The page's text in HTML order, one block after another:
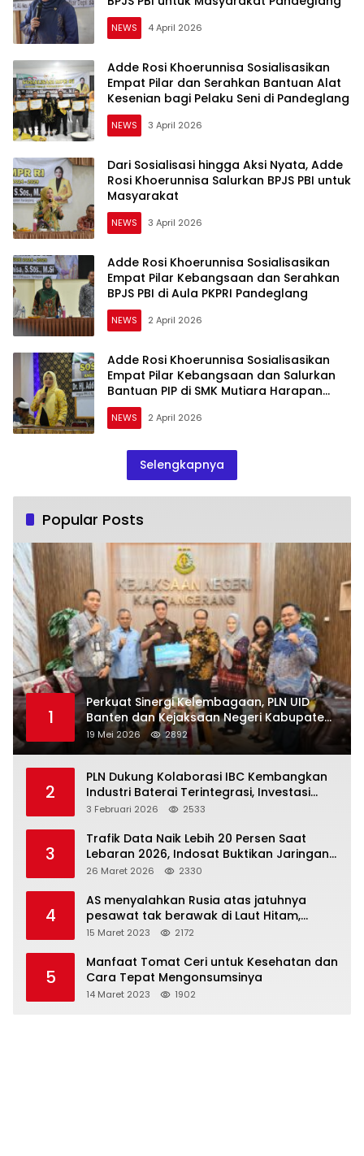
NEWS 4 April 2026
Adde Rosi Khoerunnisa Sosialisasikan
Empat Pilar dan Serahkan Bantuan Alat
Kesenian bagi Pelaku Seni di Pandeglang
NEWS 3 April 2026
Dari Sosialisasi hingga Aksi Nyata, Adde
Rosi Khoerunnisa Salurkan BPJS PBI untuk
Masyarakat
NEWS 3 April 2026
Adde Rosi Khoerunnisa Sosialisasikan
Empat Pilar Kebangsaan dan Serahkan
BPJS PBI di Aula PKPRI Pandeglang
NEWS 2 April 2026
Adde Rosi Khoerunnisa Sosialisasikan
Empat Pilar Kebangsaan dan Salurkan
Bantuan PIP di SMK Mutiara Harapan
Pandeglang
NEWS 2 April 2026
Selengkapnya
Popular Posts
1
Perkuat Sinergi Kelembagaan, PLN UID
Banten dan Kejaksaan Negeri Kabupaten
Tangerang Kolaborasi Dukung Pelayanan
Publik
19 Mei 2026 2892
2
PLN Dukung Kolaborasi IBC Kembangkan
Industri Baterai Terintegrasi, Investasi
Capai USD 6 Miliar
3 Februari 2026 2533
3
Trafik Data Naik Lebih 20 Persen Saat
Lebaran 2026, Indosat Buktikan Jaringan
Tangguh Layani Jutaan Pemudik
26 Maret 2026 2330
4
AS menyalahkan Rusia atas jatuhnya
pesawat tak berawak di Laut Hitam,
Moskow menyangkal
15 Maret 2023 2172
5
Manfaat Tomat Ceri untuk Kesehatan dan
Cara Tepat Mengonsumsinya
14 Maret 2023 1902